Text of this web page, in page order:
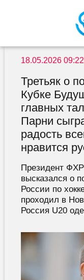
18.05.2026 09:22
Третьяк о
Кубке
главных
Парни
радость
нравится
Президент
высказался о
России по
проходил в
Россия U20